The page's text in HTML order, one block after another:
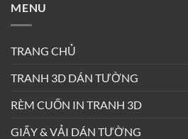
MENU
TRANG CHỦ
TRANH 3D DÁN TƯỜNG
RÈM CUỐN IN TRANH 3D
GIẤY & VẢI DÁN TƯỜNG